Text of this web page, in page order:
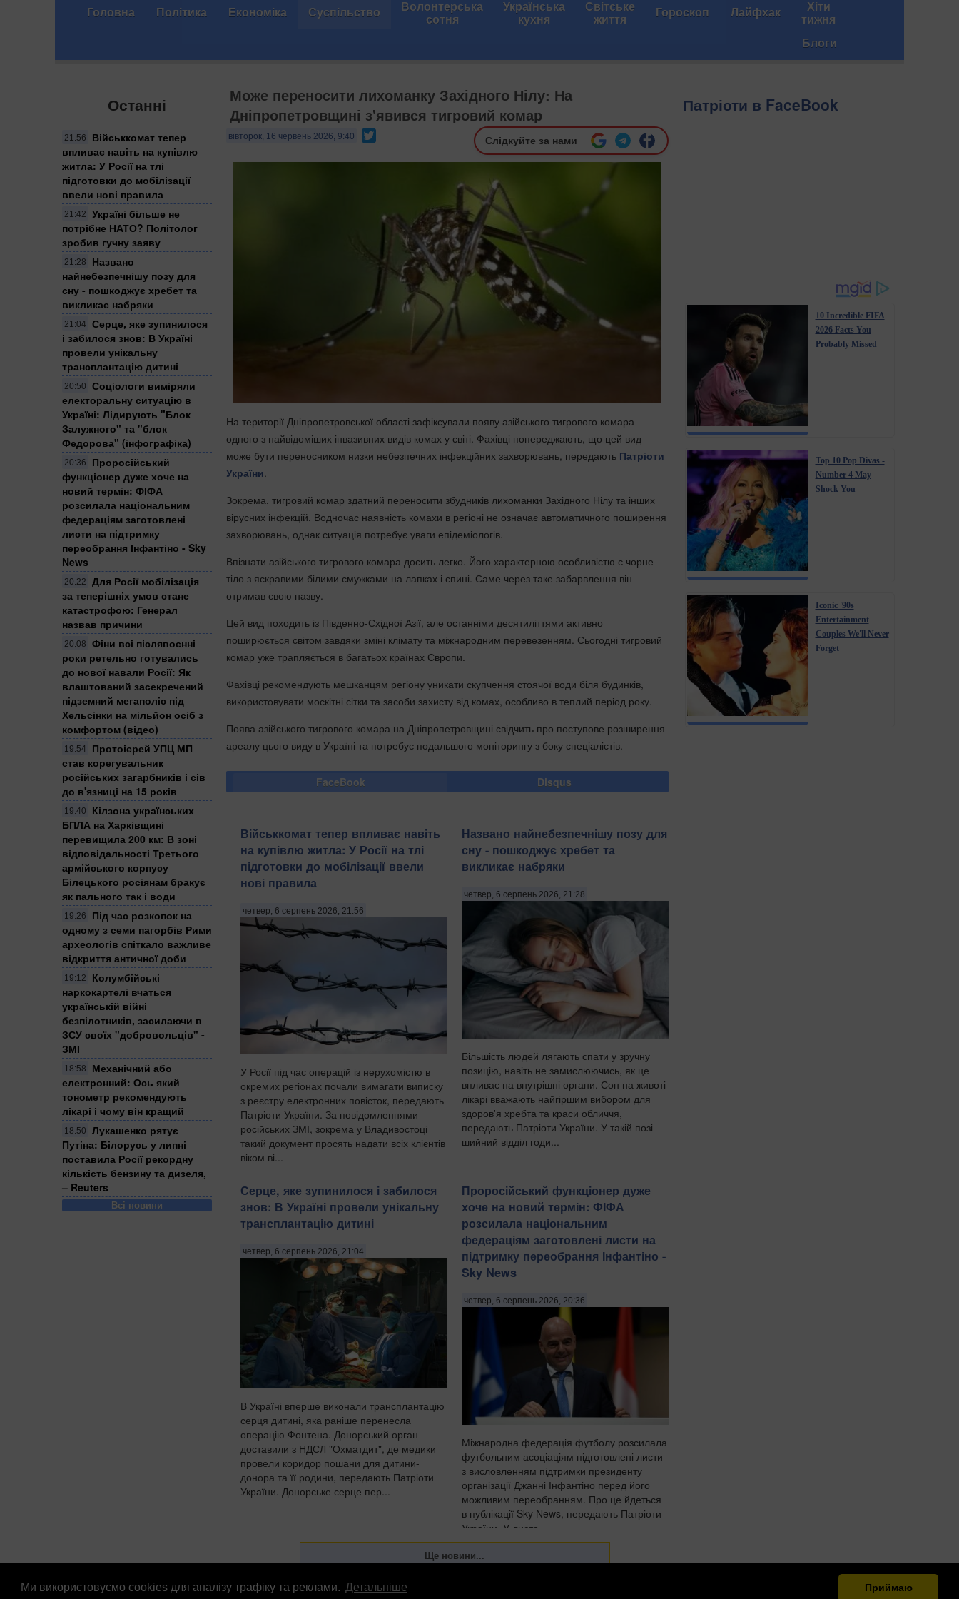
Ми використовуємо cookies для аналізу трафіку та реклами. Детальніше Приймаю
Головна Політика Економіка Суспільство Волонтерська
сотня
Українська
кухня
Світське
життя Гороскоп Лайфхак Хіти
тижня
Блоги
Останні
21:56
Військкомат тепер
впливає навіть на купівлю
житла: У Росії на тлі
підготовки до мобілізації
ввели нові правила
21:42
Україні більше не
потрібне НАТО? Політолог
зробив гучну заяву
21:28
Названо
найнебезпечнішу позу для
сну - пошкоджує хребет та
викликає набряки
21:04
Серце, яке зупинилося
і забилося знов: В Україні
провели унікальну
трансплантацію дитині
20:50
Соціологи виміряли
електоральну ситуацію в
Україні: ​Лідирують "Блок
Залужного" та "блок
Федорова" (інфографіка)
20:36
Проросійський
функціонер дуже хоче на
новий термін: ФІФА
розсилала національним
федераціям заготовлені
листи на підтримку
переобрання Інфантіно - Sky
News
20:22
Для Росії мобілізація
за теперішніх умов стане
катастрофою: Генерал
назвав причини
20:08
Фіни всі післявоєнні
роки ретельно готувались
до нової навали Росії: Як
влаштований засекречений
підземний мегаполіс під
Хельсінки на мільйон осіб з
комфортом (відео)
19:54
Протоієрей УПЦ МП
став корегувальник
російських загарбників і сів
до в'язниці на 15 років
19:40
Кілзона українських
БПЛА на Харківщині
перевищила 200 км: В зоні
відповідальності Третього
армійського корпусу
Білецького росіянам бракує
як пального так і води
19:26
Під час розкопок на
одному з семи пагорбів Рими
археологів спіткало важливе
відкриття античної доби
19:12
Колумбійські
наркокартелі вчаться
українській війні
безпілотників, засилаючи в
ЗСУ своїх "добровольців" -
ЗМІ
18:58
Механічний або
електронний: Ось який
тонометр рекомендують
лікарі і чому він кращий
18:50
Лукашенко рятує
Путіна: Білорусь у липні
поставила Росії рекордну
кількість бензину та дизеля,
– Reuters
Всі новини
Може переносити лихоманку Західного Нілу: На
Дніпропетровщині з'явився тигровий комар
вівторок, 16 червень 2026, 9:40 Слідкуйте за нами
На території Дніпропетровської області зафіксували появу азійського тигрового комара —
одного з найвідоміших інвазивних видів комах у світі. Фахівці попереджають, що цей вид
може бути переносником низки небезпечних інфекційних захворювань, передають Патріоти
України
Зокрема, тигровий комар здатний переносити збудників лихоманки Західного Нілу та інших
вірусних інфекцій. Водночас наявність комахи в регіоні не означає автоматичного поширення
захворювань, однак ситуація потребує уваги епідеміологів.
Впізнати азійського тигрового комара досить легко. Його характерною особливістю є чорне
тіло з яскравими білими смужками на лапках і спині. Саме через таке забарвлення він
отримав свою назву.
Цей вид походить із Південно-Східної Азії, але останніми десятиліттями активно
поширюється світом завдяки зміні клімату та міжнародним перевезенням. Сьогодні тигровий
комар уже трапляється в багатьох країнах Європи.
Фахівці рекомендують мешканцям регіону уникати скупчення стоячої води біля будинків,
використовувати москітні сітки та засоби захисту від комах, особливо в теплий період року.
Поява азійського тигрового комара на Дніпропетровщині свідчить про поступове розширення
ареалу цього виду в Україні та потребує подальшого моніторингу з боку спеціалістів.
FaceBook Disqus
Військкомат тепер впливає навіть
на купівлю житла: У Росії на тлі
підготовки до мобілізації ввели
нові правила
четвер, 6 серпень 2026, 21:56
У Росії під час операцій із нерухомістю в
окремих регіонах почали вимагати виписку
з реєстру електронних повісток, передають
Патріоти України. За повідомленнями
російських ЗМІ, зокрема у Владивостоці
такий документ просять надати всіх клієнтів
віком ві...
Названо найнебезпечнішу позу для
сну - пошкоджує хребет та
викликає набряки
четвер, 6 серпень 2026, 21:28
Більшість людей лягають спати у зручну
позицію, навіть не замислюючись, як це
впливає на внутрішні органи. Сон на животі
лікарі вважають найгіршим вибором для
здоров'я хребта та краси обличчя,
передають Патріоти України. У такій позі
шийний відділ годи...
Серце, яке зупинилося і забилося
знов: В Україні провели унікальну
трансплантацію дитині
четвер, 6 серпень 2026, 21:04
В Україні вперше виконали трансплантацію
серця дитині, яка раніше перенесла
операцію Фонтена. Донорський орган
доставили з НДСЛ "Охматдит", де медики
провели коридор пошани для дитини-
донора та її родини, передають Патріоти
України. Донорське серце пер...
Проросійський функціонер дуже
хоче на новий термін: ФІФА
розсилала національним
федераціям заготовлені листи на
підтримку переобрання Інфантіно -
Sky News
четвер, 6 серпень 2026, 20:36
Міжнародна федерація футболу розсилала
футбольним асоціаціям підготовлені листи
з висловленням підтримки президенту
організації Джанні Інфантіно перед його
можливим переобранням. Про це йдеться
в публікації Sky News, передають Патріоти
України. У листа...
Патріоти в FaceBook
10 Incredible FIFA
2026 Facts You
Probably Missed
Top 10 Pop Divas -
Number 4 May
Shock You
Iconic '90s
Entertainment
Couples We'll Never
Forget